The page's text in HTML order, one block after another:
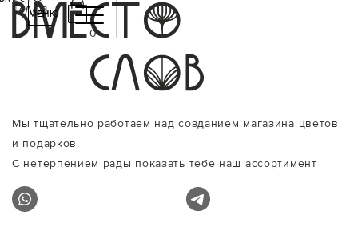
МЕНЮ
0
Мы тщательно работаем над созданием магазина цветов
и подарков.
С нетерпением рады показать тебе наш ассортимент